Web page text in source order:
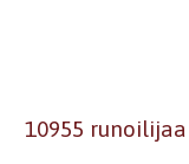
10955